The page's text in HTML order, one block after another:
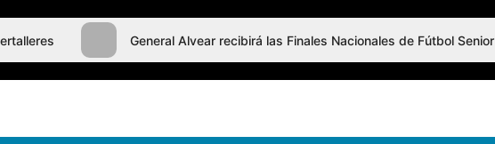
General Alvear recibirá las Finales Nacionales de Fútbol Senior